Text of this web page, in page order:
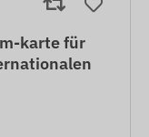
karte für